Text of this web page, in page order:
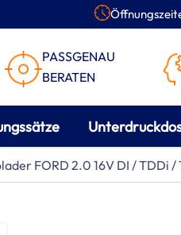
PASSGENAU
BERATEN
FORD 2.0 16V DI / TDDi